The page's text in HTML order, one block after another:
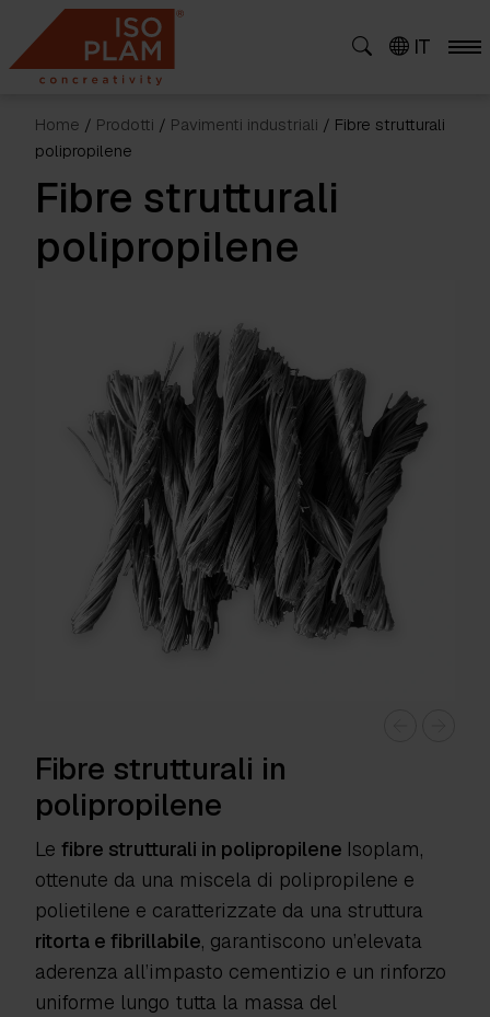
content
IT
Home / Prodotti / Pavimenti industriali / Fibre strutturali
polipropilene
Fibre strutturali
polipropilene
Fibre strutturali in
polipropilene
Le fibre strutturali in polipropilene Isoplam,
ottenute da una miscela di polipropilene e
polietilene e caratterizzate da una struttura
ritorta e fibrillabile, garantiscono un’elevata
aderenza all’impasto cementizio e un rinforzo
uniforme lungo tutta la massa del